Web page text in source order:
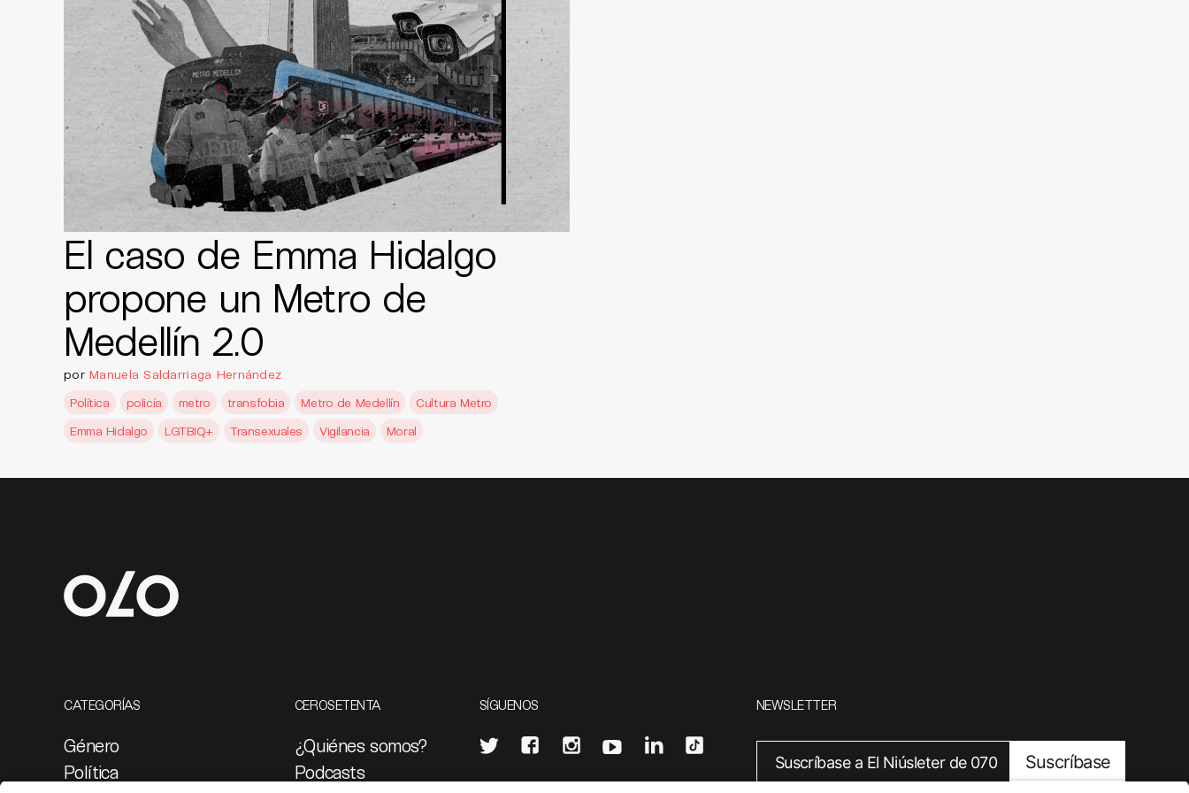
El caso de Emma Hidalgo
propone un Metro de
Medellín 2.0
por Manuela Saldarriaga Hernández
Política
policía metro transfobia Metro de Medellín
Cultura Metro
Emma Hidalgo
LGTBIQ+ Transexuales Vigilancia Moral
CATEGORÍAS
Género
Política
CEROSETENTA
¿Quiénes somos?
Podcasts
SÍGUENOS NEWSLETTER
Suscríbase